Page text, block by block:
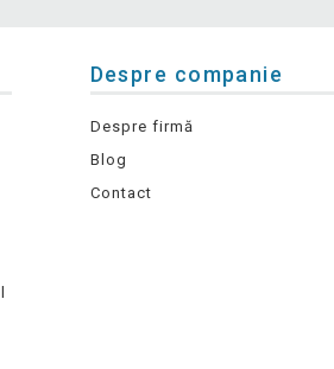
Despre companie
Despre firmă
Blog
Contact